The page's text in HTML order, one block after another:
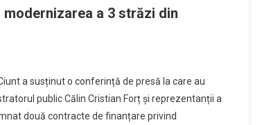
a 3 străzi din
a susținut o conferință de presă la care au
public Călin Cristian Forț și reprezentanții a
două contracte de finanțare privind